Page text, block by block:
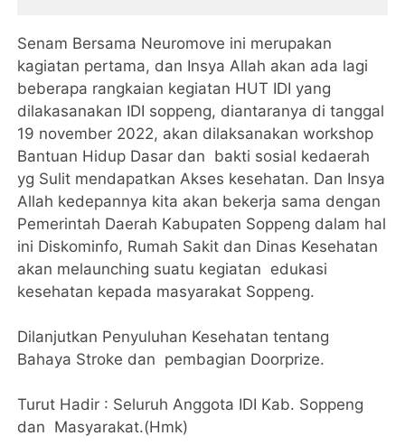
Senam Bersama Neuromove ini merupakan
kagiatan pertama, dan Insya Allah akan ada lagi
beberapa rangkaian kegiatan HUT IDI yang
dilakasanakan IDI soppeng, diantaranya di tanggal
19 november 2022, akan dilaksanakan workshop
Bantuan Hidup Dasar dan bakti sosial kedaerah
yg Sulit mendapatkan Akses kesehatan. Dan Insya
Allah kedepannya kita akan bekerja sama dengan
Pemerintah Daerah Kabupaten Soppeng dalam hal
ini Diskominfo, Rumah Sakit dan Dinas Kesehatan
akan melaunching suatu kegiatan edukasi
kesehatan kepada masyarakat Soppeng.
Dilanjutkan Penyuluhan Kesehatan tentang
Bahaya Stroke dan pembagian Doorprize.
Turut Hadir : Seluruh Anggota IDI Kab. Soppeng
dan Masyarakat.(Hmk)